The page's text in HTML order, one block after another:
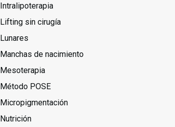
Intralipoterapia
Lifting sin cirugía
Lunares
Manchas de nacimiento
Mesoterapia
Método POSE
Micropigmentación
Nutrición